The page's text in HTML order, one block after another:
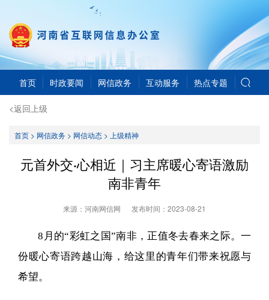
首页 时政要闻 网信政务 互动服务 热点专题
<返回上级
首页> 网信政务> 网信动态> 上级精神
元首外交·心相近｜习主席暖心寄语激励
南非青年
来源：河南网信网 发布时间： 2023-08-21
8月的“彩虹之国”南非，正值冬去春来之际。一
份暖心寄语跨越山海，给这里的青年们带来祝愿与
希望。